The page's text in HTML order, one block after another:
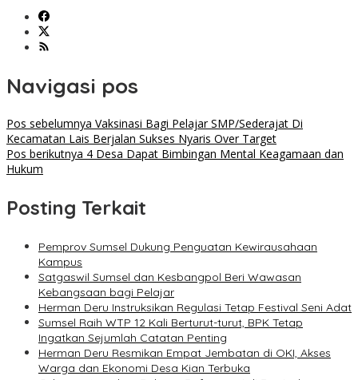
Navigasi pos
Pos sebelumnya Vaksinasi Bagi Pelajar SMP/Sederajat Di
Kecamatan Lais Berjalan Sukses Nyaris Over Target
Pos berikutnya 4 Desa Dapat Bimbingan Mental Keagamaan dan
Hukum
Posting Terkait
Pemprov Sumsel Dukung Penguatan Kewirausahaan
Kampus
Satgaswil Sumsel dan Kesbangpol Beri Wawasan
Kebangsaan bagi Pelajar
Herman Deru Instruksikan Regulasi Tetap Festival Seni Adat
Sumsel Raih WTP 12 Kali Berturut-turut, BPK Tetap
Ingatkan Sejumlah Catatan Penting
Herman Deru Resmikan Empat Jembatan di OKI, Akses
Warga dan Ekonomi Desa Kian Terbuka